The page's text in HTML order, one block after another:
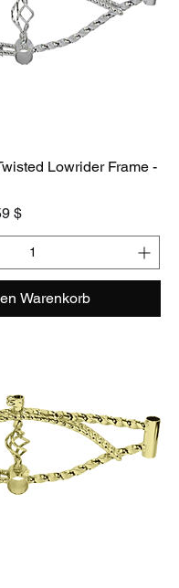
Lowrider Frame -
$
Warenkorb